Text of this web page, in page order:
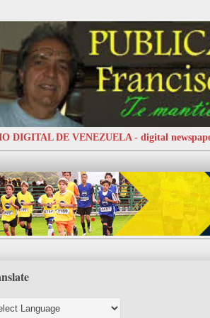
DIGITAL DE VENEZUELA - digital